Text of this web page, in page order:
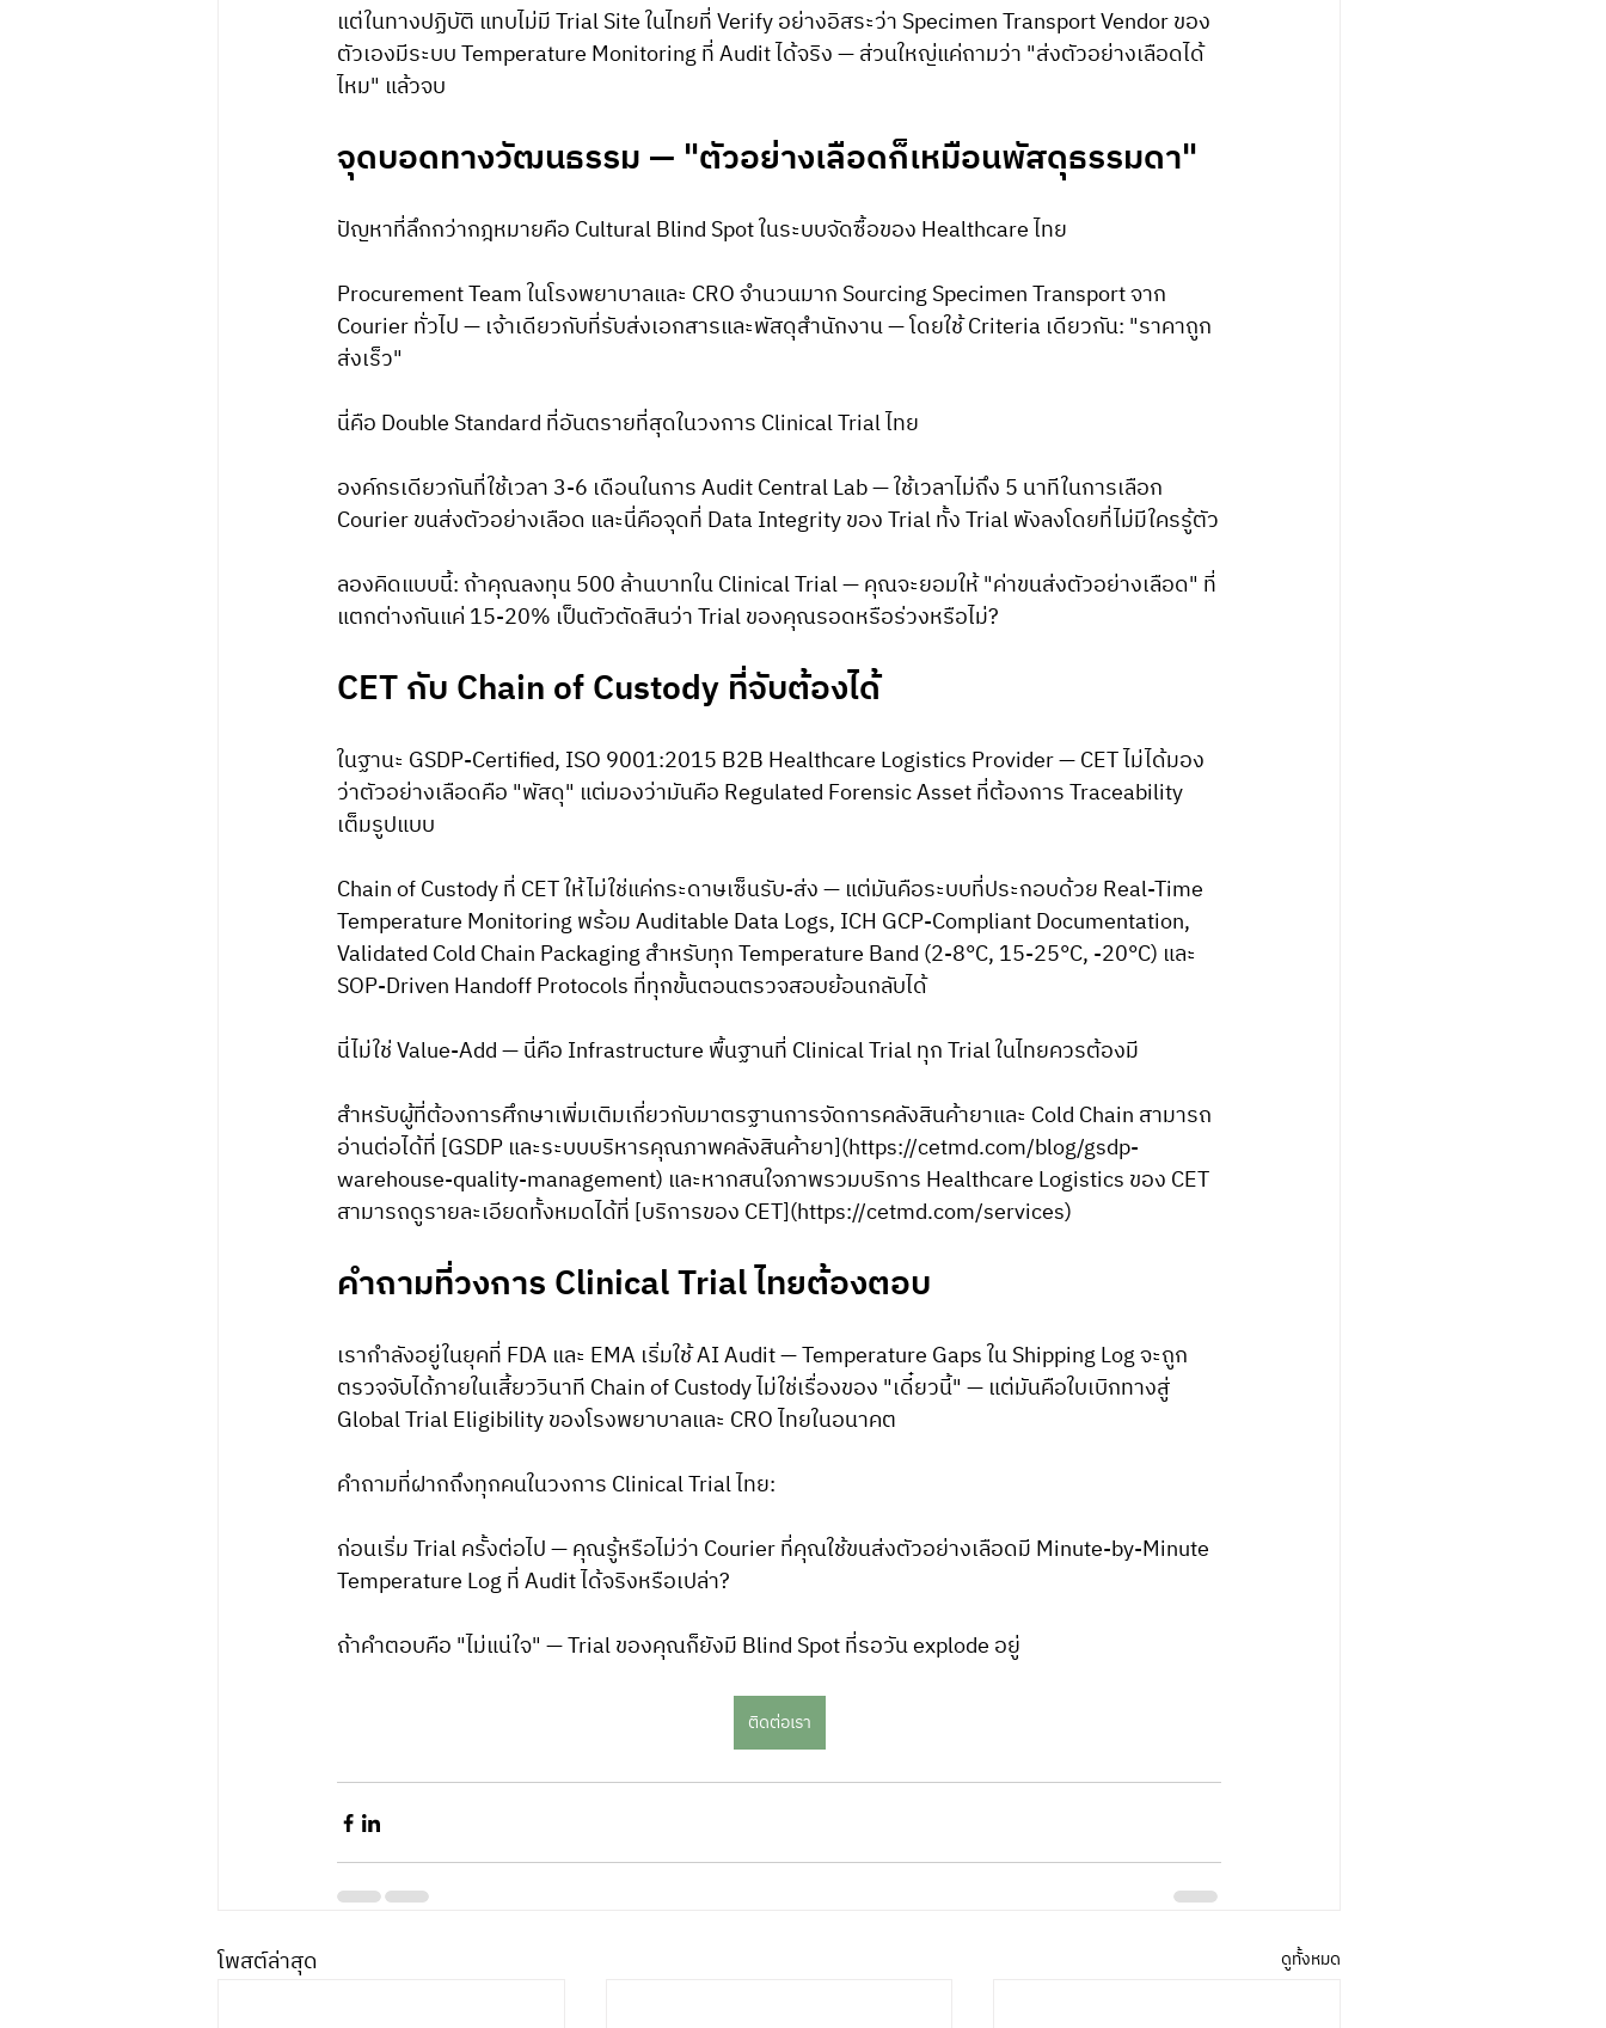
แต่ในทางปฏิบัติ แทบไม่มี Trial Site ในไทยที่ Verify อย่างอิสระว่า Specimen Transport Vendor ของ
ตัวเองมีระบบ Temperature Monitoring ที่ Audit ได้จริง — ส่วนใหญ่แค่ถามว่า "ส่งตัวอย่างเลือดได้
ไหม" แล้วจบ
จุดบอดทางวัฒนธรรม — "ตัวอย่างเลือดก็เหมือนพัสดุธรรมดา"
ปัญหาที่ลึกกว่ากฎหมายคือ Cultural Blind Spot ในระบบจัดซื้อของ Healthcare ไทย
Procurement Team ในโรงพยาบาลและ CRO จำนวนมาก Sourcing Specimen Transport จาก
Courier ทั่วไป — เจ้าเดียวกับที่รับส่งเอกสารและพัสดุสำนักงาน — โดยใช้ Criteria เดียวกัน: "ราคาถูก
ส่งเร็ว"
นี่คือ Double Standard ที่อันตรายที่สุดในวงการ Clinical Trial ไทย
องค์กรเดียวกันที่ใช้เวลา 3-6 เดือนในการ Audit Central Lab — ใช้เวลาไม่ถึง 5 นาทีในการเลือก
Courier ขนส่งตัวอย่างเลือด และนี่คือจุดที่ Data Integrity ของ Trial ทั้ง Trial พังลงโดยที่ไม่มีใครรู้ตัว
ลองคิดแบบนี้: ถ้าคุณลงทุน 500 ล้านบาทใน Clinical Trial — คุณจะยอมให้ "ค่าขนส่งตัวอย่างเลือด" ที่
แตกต่างกันแค่ 15-20% เป็นตัวตัดสินว่า Trial ของคุณรอดหรือร่วงหรือไม่?
CET กับ Chain of Custody ที่จับต้องได้
ในฐานะ GSDP-Certified, ISO 9001:2015 B2B Healthcare Logistics Provider — CET ไม่ได้มอง
ว่าตัวอย่างเลือดคือ "พัสดุ" แต่มองว่ามันคือ Regulated Forensic Asset ที่ต้องการ Traceability
เต็มรูปแบบ
Chain of Custody ที่ CET ให้ไม่ใช่แค่กระดาษเซ็นรับ-ส่ง — แต่มันคือระบบที่ประกอบด้วย Real-Time
Temperature Monitoring พร้อม Auditable Data Logs, ICH GCP-Compliant Documentation,
Validated Cold Chain Packaging สำหรับทุก Temperature Band (2-8°C, 15-25°C, -20°C) และ
SOP-Driven Handoff Protocols ที่ทุกขั้นตอนตรวจสอบย้อนกลับได้
นี่ไม่ใช่ Value-Add — นี่คือ Infrastructure พื้นฐานที่ Clinical Trial ทุก Trial ในไทยควรต้องมี
สำหรับผู้ที่ต้องการศึกษาเพิ่มเติมเกี่ยวกับมาตรฐานการจัดการคลังสินค้ายาและ Cold Chain สามารถ
อ่านต่อได้ที่ [GSDP และระบบบริหารคุณภาพคลังสินค้ายา](https://cetmd.com/blog/gsdp-
warehouse-quality-management) และหากสนใจภาพรวมบริการ Healthcare Logistics ของ CET
สามารถดูรายละเอียดทั้งหมดได้ที่ [บริการของ CET](https://cetmd.com/services)
คำถามที่วงการ Clinical Trial ไทยต้องตอบ
เรากำลังอยู่ในยุคที่ FDA และ EMA เริ่มใช้ AI Audit — Temperature Gaps ใน Shipping Log จะถูก
ตรวจจับได้ภายในเสี้ยววินาที Chain of Custody ไม่ใช่เรื่องของ "เดี๋ยวนี้" — แต่มันคือใบเบิกทางสู่
Global Trial Eligibility ของโรงพยาบาลและ CRO ไทยในอนาคต
คำถามที่ฝากถึงทุกคนในวงการ Clinical Trial ไทย:
ก่อนเริ่ม Trial ครั้งต่อไป — คุณรู้หรือไม่ว่า Courier ที่คุณใช้ขนส่งตัวอย่างเลือดมี Minute-by-Minute
Temperature Log ที่ Audit ได้จริงหรือเปล่า?
ถ้าคำตอบคือ "ไม่แน่ใจ" — Trial ของคุณก็ยังมี Blind Spot ที่รอวัน explode อยู่
ติดต่อเรา
โพสต์ล่าสุด ดูทั้งหมด